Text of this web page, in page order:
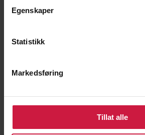
Egenskaper
Statistikk
Markedsføring
Tillat alle
– Kandidaten må føre ballen
– Kandidaten får tre forsøk og
gjennomføring. Overhopp av
21+ sekunder
1
20-21 sekunder
2
3
14-16 sekunder
4